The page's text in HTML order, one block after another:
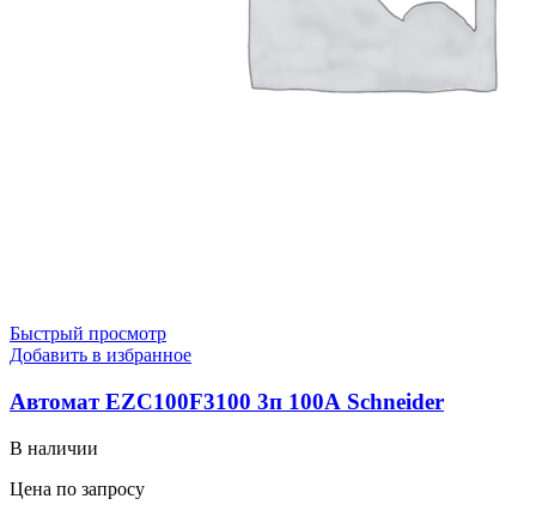
Быстрый просмотр
Добавить в избранное
Автомат EZC100F3100 3п 100А Schneider
В наличии
Цена по запросу